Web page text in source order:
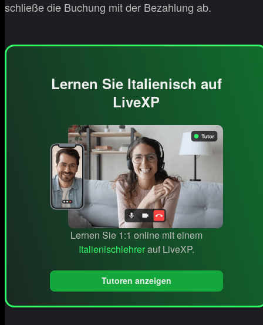
schließe die Buchung mit der Bezahlung ab.
Lernen Sie Italienisch auf
LiveXP
Lernen Sie 1:1 online mit einem
Italienischlehrerauf LiveXP.
Tutoren anzeigen